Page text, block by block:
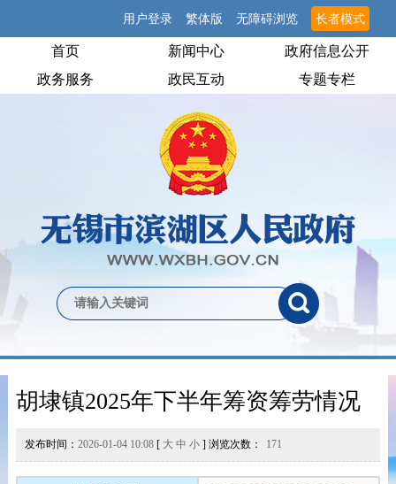
用户登录 繁体版 无障碍浏览 长者模式
首页 新闻中心
政府信息公开
政务服务
政民互动 专题专栏
胡埭镇2025年下半年筹资筹劳情况
发布时间： 2026-01-04 10:08[ 大 中 小] 浏览次数： 171